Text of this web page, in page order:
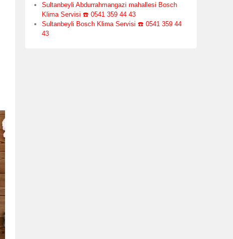
Sultanbeyli Abdurrahmangazi mahallesi Bosch
Klima Servisi ☎️ 0541 359 44 43
Sultanbeyli Bosch Klima Servisi ☎️ 0541 359 44
43